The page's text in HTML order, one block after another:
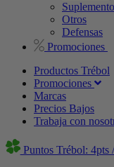
Otros
Defensas
Promociones
Productos Trébol
Promociones
Marcas
Precios Bajos
Trabaja con
Puntos Trébol: 4pts